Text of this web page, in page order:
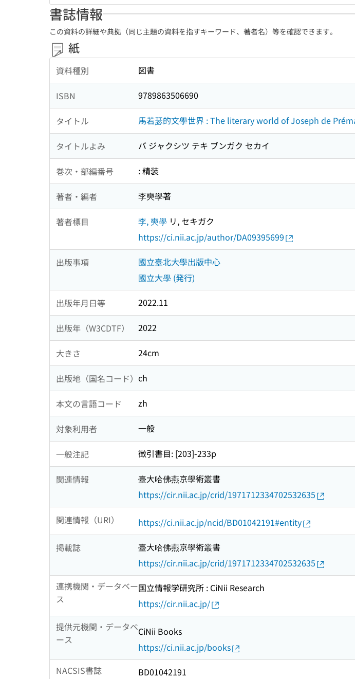
書誌情報
この資料の詳細や典拠（同じ主題の資料を指すキーワード、著者名）等を確認できます。
紙
資料種別 図書
ISBN 9789863506690
タイトル 馬若瑟的文學世界 : The literary world of Joseph de
タイトルよみ バ ジャクシツ テキ ブンガク セカイ
巻次・部編番号 : 精装
著者・編者 李奭學著
著者標目 李, 奭學 リ, セキガク
https://ci.nii.ac.jp/author/DA09395699
出版事項
國立臺北大學出版中心
國立大學 (発行)
出版年月日等 2022.11
出版年（W3CDTF） 2022
大きさ 24cm
出版地（国名コード） ch
本文の言語コード zh
対象利用者 一般
一般注記 徴引書目: [203]-233p
関連情報
臺大哈佛燕京學術叢書
https://cir.nii.ac.jp/crid/1971712334702532635
関連情報（URI） https://ci.nii.ac.jp/ncid/BD01042191#entity
掲載誌
臺大哈佛燕京學術叢書
https://cir.nii.ac.jp/crid/1971712334702532635
連携機関・データベー
ス
国立情報学研究所 : CiNii Research
https://cir.nii.ac.jp/
提供元機関・データベ
ース
CiNii Books
https://ci.nii.ac.jp/books
NACSIS書誌
BD01042191